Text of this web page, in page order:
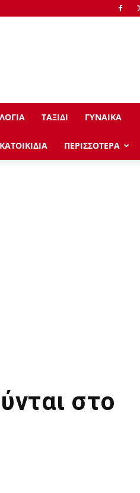
ΤΑΞΙΔΙ ΓΥΝΑΙΚΑ
ΚΑΤΟΙΚΙΔΙΑ ΠΕΡΙΣΣΟΤΕΡΑ
στο